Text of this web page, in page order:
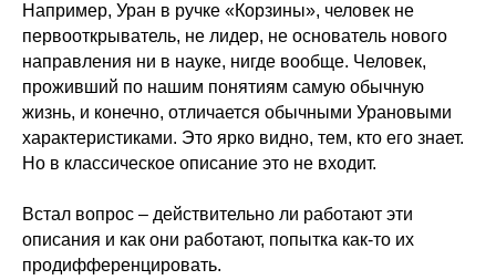
Например, Уран в ручке «Корзины», человек не
первооткрыватель, не лидер, не основатель нового
направления ни в науке, нигде вообще. Человек,
проживший по нашим понятиям самую обычную
жизнь, и конечно, отличается обычными Урановыми
характеристиками. Это ярко видно, тем, кто его знает.
Но в классическое описание это не входит.
Встал вопрос – действительно ли работают эти
описания и как они работают, попытка как-то их
продифференцировать.